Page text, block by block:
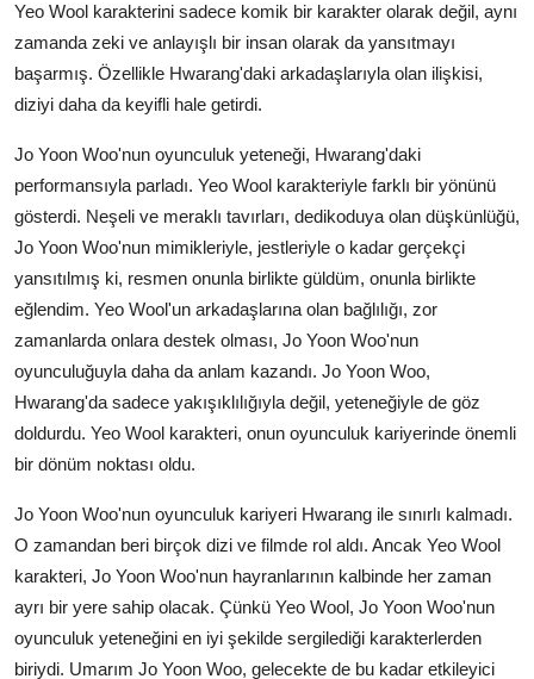
Yeo Wool karakterini sadece komik bir karakter olarak değil, aynı
zamanda zeki ve anlayışlı bir insan olarak da yansıtmayı
başarmış. Özellikle Hwarang'daki arkadaşlarıyla olan ilişkisi,
diziyi daha da keyifli hale getirdi.
Jo Yoon Woo'nun oyunculuk yeteneği, Hwarang'daki
performansıyla parladı. Yeo Wool karakteriyle farklı bir yönünü
gösterdi. Neşeli ve meraklı tavırları, dedikoduya olan düşkünlüğü,
Jo Yoon Woo'nun mimikleriyle, jestleriyle o kadar gerçekçi
yansıtılmış ki, resmen onunla birlikte güldüm, onunla birlikte
eğlendim. Yeo Wool'un arkadaşlarına olan bağlılığı, zor
zamanlarda onlara destek olması, Jo Yoon Woo'nun
oyunculuğuyla daha da anlam kazandı. Jo Yoon Woo,
Hwarang'da sadece yakışıklılığıyla değil, yeteneğiyle de göz
doldurdu. Yeo Wool karakteri, onun oyunculuk kariyerinde önemli
bir dönüm noktası oldu.
Jo Yoon Woo'nun oyunculuk kariyeri Hwarang ile sınırlı kalmadı.
O zamandan beri birçok dizi ve filmde rol aldı. Ancak Yeo Wool
karakteri, Jo Yoon Woo'nun hayranlarının kalbinde her zaman
ayrı bir yere sahip olacak. Çünkü Yeo Wool, Jo Yoon Woo'nun
oyunculuk yeteneğini en iyi şekilde sergilediği karakterlerden
biriydi. Umarım Jo Yoon Woo, gelecekte de bu kadar etkileyici